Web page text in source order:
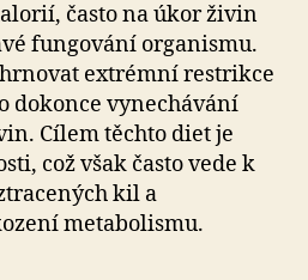
často na úkor živin
fungování organismu.
extrémní restrikce
dokonce vynechávání
Cílem těchto diet je
což však často vede k
kil a
metabolismu.